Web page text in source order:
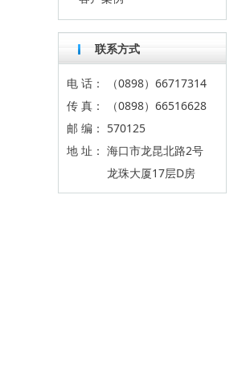
联系方式
电 话：
（0898）66717314
传 真：
（0898）66516628
邮 编： 570125
地 址： 海口市龙昆北路2号
龙珠大厦17层D房